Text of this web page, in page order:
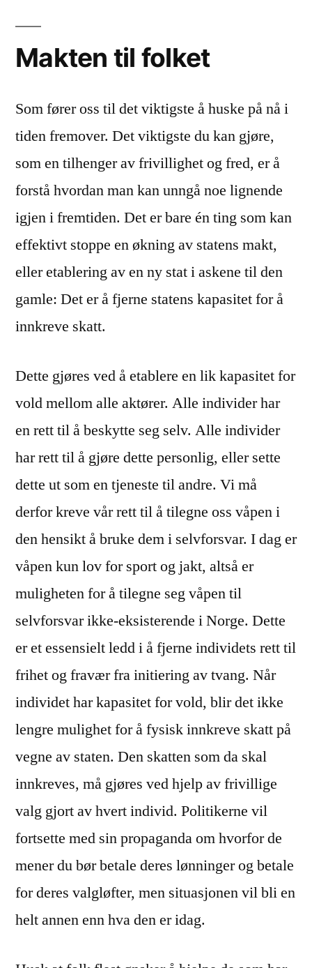
Makten til folket
Som fører oss til det viktigste å huske på nå i
tiden fremover. Det viktigste du kan gjøre,
som en tilhenger av frivillighet og fred, er å
forstå hvordan man kan unngå noe lignende
igjen i fremtiden. Det er bare én ting som kan
effektivt stoppe en økning av statens makt,
eller etablering av en ny stat i askene til den
gamle: Det er å fjerne statens kapasitet for å
innkreve skatt.
Dette gjøres ved å etablere en lik kapasitet for
vold mellom alle aktører. Alle individer har
en rett til å beskytte seg selv. Alle individer
har rett til å gjøre dette personlig, eller sette
dette ut som en tjeneste til andre. Vi må
derfor kreve vår rett til å tilegne oss våpen i
den hensikt å bruke dem i selvforsvar. I dag er
våpen kun lov for sport og jakt, altså er
muligheten for å tilegne seg våpen til
selvforsvar ikke-eksisterende i Norge. Dette
er et essensielt ledd i å fjerne individets rett til
frihet og fravær fra initiering av tvang. Når
individet har kapasitet for vold, blir det ikke
lengre mulighet for å fysisk innkreve skatt på
vegne av staten. Den skatten som da skal
innkreves, må gjøres ved hjelp av frivillige
valg gjort av hvert individ. Politikerne vil
fortsette med sin propaganda om hvorfor de
mener du bør betale deres lønninger og betale
for deres valgløfter, men situasjonen vil bli en
helt annen enn hva den er idag.